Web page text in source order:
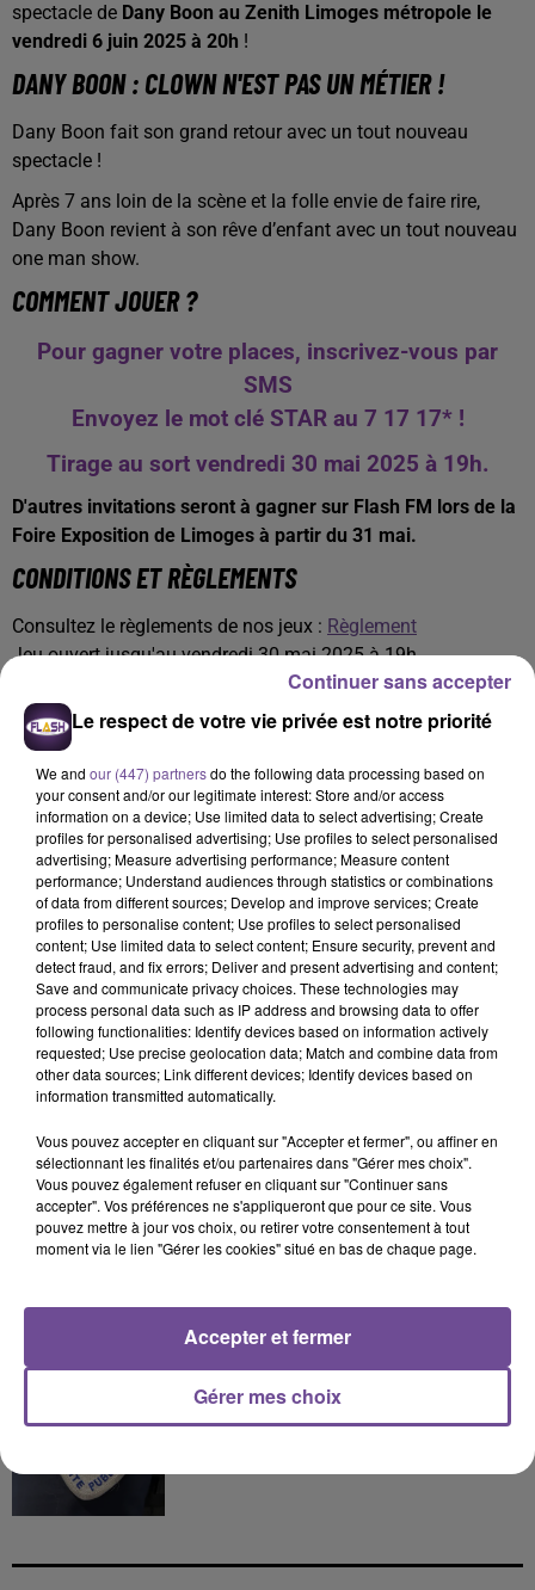
spectacle de Dany Boon au Zenith Limoges métropole le
vendredi 6 juin 2025 à 20h !
DANY BOON : CLOWN N'EST PAS UN MÉTIER !
Dany Boon fait son grand retour avec un tout nouveau
spectacle !
Après 7 ans loin de la scène et la folle envie de faire rire,
Dany Boon revient à son rêve d’enfant avec un tout nouveau
one man show.
COMMENT JOUER ?
Pour gagner votre places, inscrivez-vous par
SMS
Envoyez le mot clé STAR au 7 17 17* !
Tirage au sort vendredi 30 mai 2025 à 19h.
D'autres invitations seront à gagner sur Flash FM lors de la
Foire Exposition de Limoges à partir du 31 mai.
CONDITIONS ET RÈGLEMENTS
Consultez le règlements de nos jeux : Règlement
Jeu ouvert jusqu'au vendredi 30 mai 2025 à 19h.
Chacun des gagnants sera contacté par mail et/ou par
téléphone.
A LA UNE
6 août 2026
Creuse : Un homme reconnaît être l’auteur d’une
dizaine d’incendies
6 août 2026
Accident mortel sur l’A20 à Limoges : un nouvel
appel à témoins
4 août 2026
Haute-Vienne : une aide pour les Jeunes
Agriculteurs
3 août 2026
Un appel à témoins à la suite d’un accident sur l’A20
Le respect de votre vie privée est notre priorité
We and our (447) partnersdo the following data processing based on
your consent and/or our legitimate interest: Store and/or access
information on a device; Use limited data to select advertising; Create
profiles for personalised advertising; Use profiles to select personalised
advertising; Measure advertising performance; Measure content
performance; Understand audiences through statistics or combinations
of data from different sources; Develop and improve services; Create
profiles to personalise content; Use profiles to select personalised
content; Use limited data to select content; Ensure security, prevent and
detect fraud, and fix errors; Deliver and present advertising and content;
Save and communicate privacy choices. These technologies may
process personal data such as IP address and browsing data to offer
following functionalities: Identify devices based on information actively
requested; Use precise geolocation data; Match and combine data from
other data sources; Link different devices; Identify devices based on
information transmitted automatically.
Vous pouvez accepter en cliquant sur "Accepter et fermer", ou affiner en
sélectionnant les finalités et/ou partenaires dans "Gérer mes choix".
Vous pouvez également refuser en cliquant sur "Continuer sans
accepter". Vos préférences ne s'appliqueront que pour ce site. Vous
pouvez mettre à jour vos choix, ou retirer votre consentement à tout
moment via le lien "Gérer les cookies" situé en bas de chaque page.
Gérer mes choix
Accepter et fermer
Continuer sans accepter